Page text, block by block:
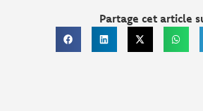
Partage cet article